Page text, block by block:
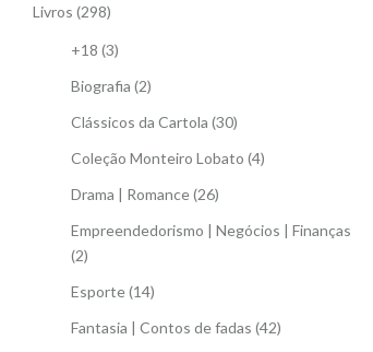
Livros (298)
+18 (3)
Biografia (2)
Clássicos da Cartola (30)
Coleção Monteiro Lobato (4)
Drama | Romance(26)
Empreendedorismo | Negócios | Finanças
(2)
Esporte(14)
Fantasia | Contos de fadas (42)